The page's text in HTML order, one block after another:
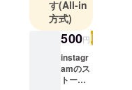
工学部建築
学科（Osaka
Sangyo
University
Faculty of
す(All-in
方式)
500円
instagr
amのス
トー